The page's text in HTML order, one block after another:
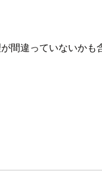
間違っていないかも